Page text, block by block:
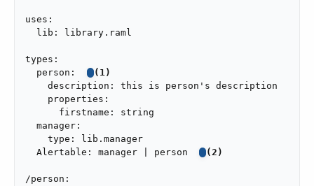
uses:
  lib: library.raml
types:
  person:
(1)
    description: this is person's description
    properties:
      firstname: string
  manager:
    type: lib.manager
  Alertable: manager | person
(2)
/person: